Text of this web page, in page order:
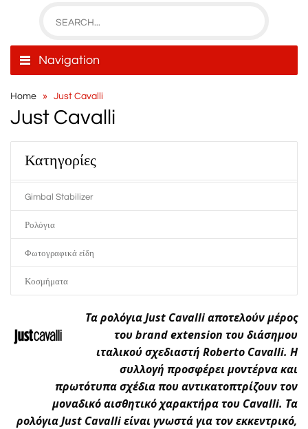
Navigation
Home Just Cavalli
Just Cavalli
Κατηγορίες
Gimbal Stabilizer
Ρολόγια
Φωτογραφικά είδη
Κοσμήματα
Τα ρολόγια Just Cavalli αποτελούν μέρος
του brand extension του διάσημου
ιταλικού σχεδιαστή Roberto Cavalli. Η
συλλογή προσφέρει μοντέρνα και
πρωτότυπα σχέδια που αντικατοπτρίζουν τον
μοναδικό αισθητικό χαρακτήρα του Cavalli. Τα
ρολόγια Just Cavalli είναι γνωστά για τον εκκεντρικό,